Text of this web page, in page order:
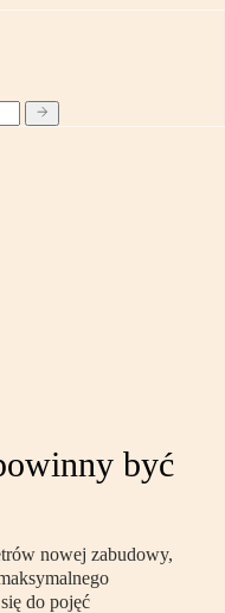
być
nowej zabudowy,
do pojęć